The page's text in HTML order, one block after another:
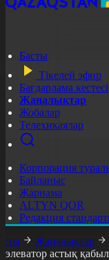
Басты
Тікелей эфир
Бағдарлама кестесі
Жаңалықтар
Жобалар
Телехикаялар
Корпорация
Байланыс
Жарнама
ALTYN QOR
Редакция
Жаңалықтар
элеватор астық